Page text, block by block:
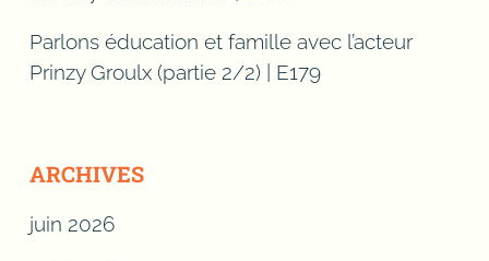
Parlons éducation et famille avec l’acteur
Prinzy Groulx (partie 2/2) | E179
ARCHIVES
juin 2026